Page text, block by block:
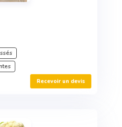
Recevoir un devis